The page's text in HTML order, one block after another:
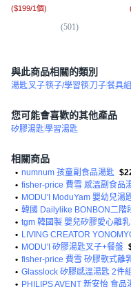
($199/1個)
(501)
與此商品相關的類別
湯匙叉子筷子/學習筷刀子餐具組
您可能會喜歡的其他產品
矽膠湯匙學習湯匙
相關商品
• numnum 孩童副食品湯匙
• fisher-price 費雪 感溫副食品
• MODU'I ModuYam 嬰幼兒湯
• 韓國 Dailylike BONBON二階
• tgm 韓國製 嬰兒矽膠愛心離
• LIVING CREATOR
• MODU'I 矽膠湯匙叉子+餐盤
• fisher-price 費雪 矽膠軟式離
• Glasslock 矽膠感溫湯匙 2件組
• PHILIPS AVENT 新安怡 食品